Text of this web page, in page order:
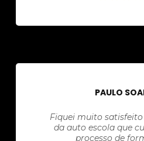
PAULO
Fiquei muito
da auto escola que
processo de